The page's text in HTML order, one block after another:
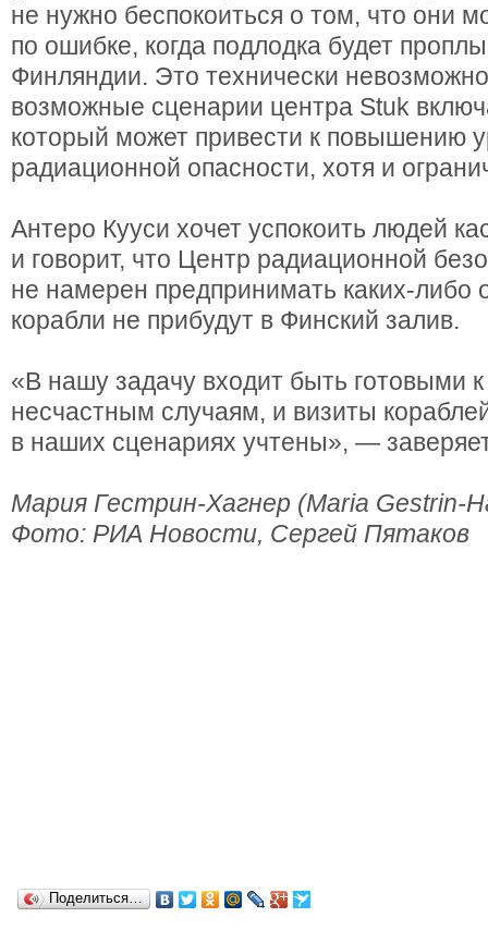
не нужно беспокоиться о том, что они
по ошибке, когда подлодка будет
Финляндии. Это технически
возможные сценарии центра Stuk
который может привести к повышению
радиационной опасности, хотя и
Антеро Кууси хочет успокоить людей
и говорит, что Центр радиационной
не намерен предпринимать каких-либо
корабли не прибудут в Финский залив.
«В нашу задачу входит быть готовыми
несчастным случаям, и визиты
в наших сценариях учтены», —
Мария Гестрин-Хагнер (Maria Gestrin-
Фото: РИА Новости, Сергей Пятаков
Поделиться…